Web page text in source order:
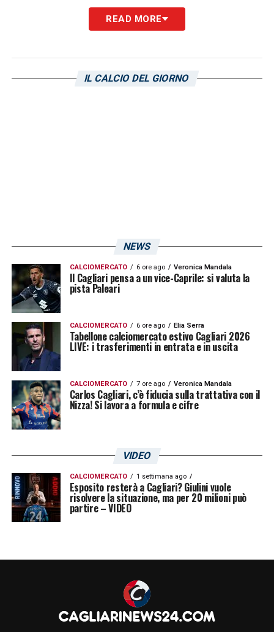
mia crescita: Reja, Mandorlini, Iachini,
Ballardini, Guidolin ecc… I migliori però sono
e determinante, è stato molto importante»
READ MORE
IL CALCIO DEL GIORNO
NEWS
CALCIOMERCATO 6 ore ago Veronica Mandala
Il Cagliari pensa a un vice-Caprile: si valuta la
pista Paleari
CALCIOMERCATO 6 ore ago Elia Serra
Tabellone calciomercato estivo Cagliari 2026
LIVE: i trasferimenti in entrata e in uscita
CALCIOMERCATO 7 ore ago Veronica Mandala
Carlos Cagliari, c’è fiducia sulla trattativa con il
Nizza! Si lavora a formula e cifre
VIDEO
CALCIOMERCATO 1 settimana ago
Esposito resterà a Cagliari? Giulini vuole
risolvere la situazione, ma per 20 milioni può
partire – VIDEO